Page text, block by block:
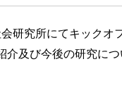
研究所にてキックオ
及び今後の研究に